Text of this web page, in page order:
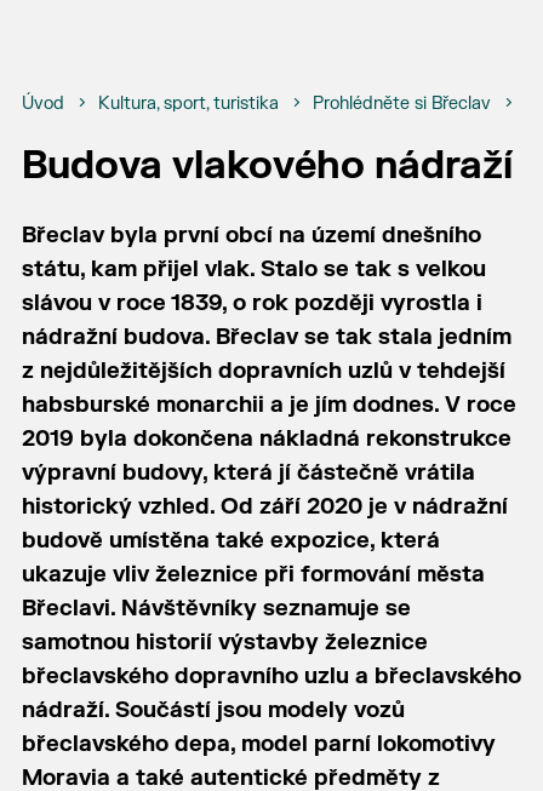
Úvod Kultura, sport, turistika Prohlédněte si Břeclav
Budova vlakového nádraží
Břeclav byla první obcí na území dnešního
státu, kam přijel vlak. Stalo se tak s velkou
slávou v roce 1839, o rok později vyrostla i
nádražní budova. Břeclav se tak stala jedním
z nejdůležitějších dopravních uzlů v tehdejší
habsburské monarchii a je jím dodnes. V roce
2019 byla dokončena nákladná rekonstrukce
výpravní budovy, která jí částečně vrátila
historický vzhled. Od září 2020 je v nádražní
budově umístěna také expozice, která
ukazuje vliv železnice při formování města
Břeclavi. Návštěvníky seznamuje se
samotnou historií výstavby železnice
břeclavského dopravního uzlu a břeclavského
nádraží. Součástí jsou modely vozů
břeclavského depa, model parní lokomotivy
Moravia a také autentické předměty z